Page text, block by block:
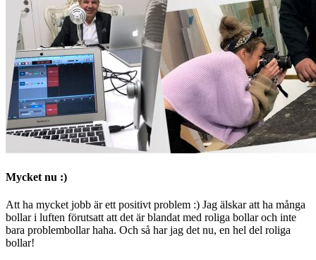
Mycket nu :)
Att ha mycket jobb är ett positivt problem :) Jag älskar att ha många
bollar i luften förutsatt att det är blandat med roliga bollar och inte
bara problembollar haha. Och så har jag det nu, en hel del roliga
bollar!